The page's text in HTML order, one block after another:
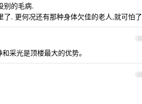
别的毛病.
. 更何况还有那种身体欠佳的老人,就可怕了
22
采光是顶楼最大的优势。
23